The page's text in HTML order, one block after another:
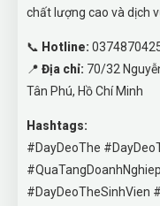
chất lượng cao và dịch
📞 Hotline:
📍 Địa chỉ: 70/32
Tân Phú, Hồ Chí Minh
Hashtags:
#DayDeoThe
#DayDeoTheSinhVien